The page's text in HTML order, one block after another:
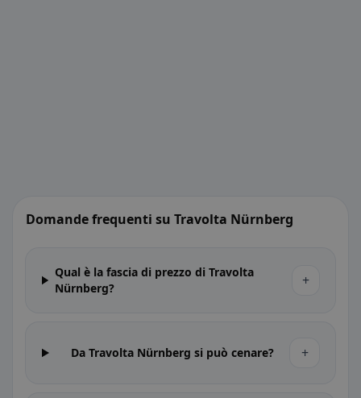
Domande frequenti su Travolta Nürnberg
Qual è la fascia di prezzo di Travolta
Nürnberg?
+
Da Travolta Nürnberg si può cenare? +